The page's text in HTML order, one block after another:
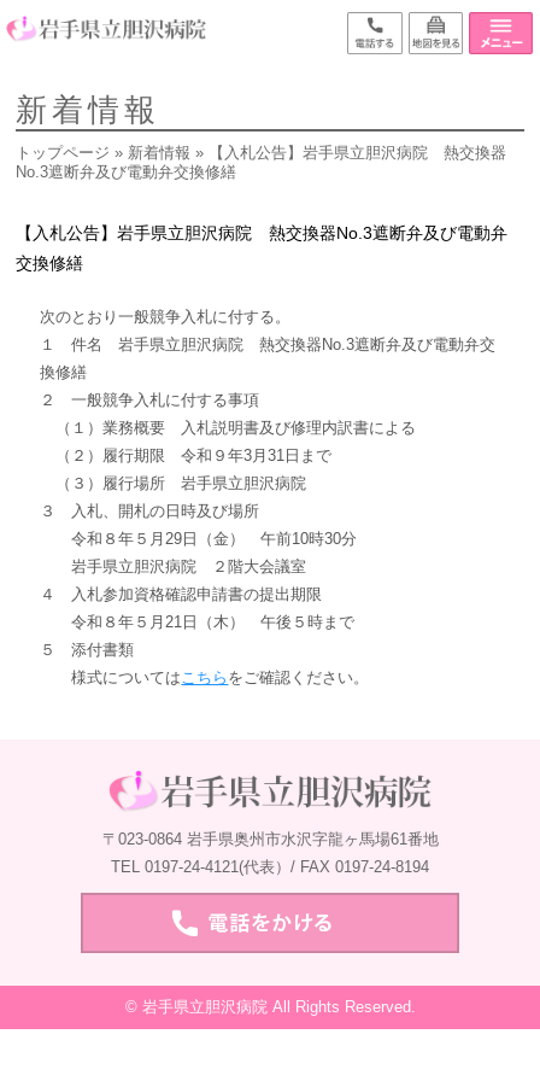
新着情報
トップページ » 新着情報 » 【入札公告】岩手県立胆沢病院 熱交換器
No.3遮断弁及び電動弁交換修繕
【入札公告】岩手県立胆沢病院 熱交換器No.3遮断弁及び電動弁
交換修繕
次のとおり一般競争入札に付する。
１ 件名 岩手県立胆沢病院 熱交換器No.3遮断弁及び電動弁交
換修繕
２ 一般競争入札に付する事項
（１）業務概要 入札説明書及び修理内訳書による
（２）履行期限 令和９年3月31日まで
（３）履行場所 岩手県立胆沢病院
３ 入札、開札の日時及び場所
令和８年５月29日（金） 午前10時30分
岩手県立胆沢病院 ２階大会議室
４ 入札参加資格確認申請書の提出期限
令和８年５月21日（木） 午後５時まで
５ 添付書類
様式についてはこちら をご確認ください。
〒023-0864 岩手県奥州市水沢字龍ヶ馬場61番地
TEL 0197-24-4121(代表）/ FAX 0197-24-8194
© 岩手県立胆沢病院 All Rights Reserved.